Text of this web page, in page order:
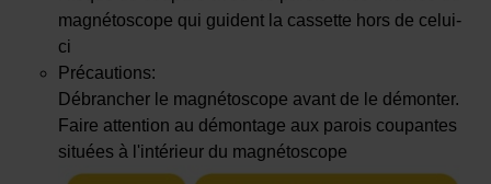
magnétoscope qui guident la cassette hors de celui-
ci
Précautions:
Débrancher le magnétoscope avant de le démonter.
Faire attention au démontage aux parois coupantes
situées à l'intérieur du magnétoscope